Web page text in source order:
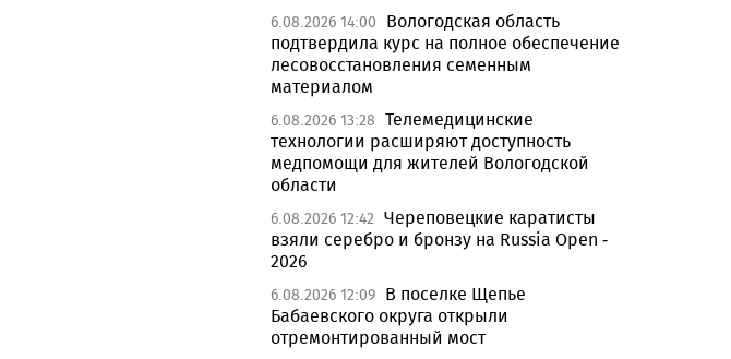
6.08.2026 14:00
Вологодская область
подтвердила курс на полное обеспечение
лесовосстановления семенным
материалом
6.08.2026 13:28 Телемедицинские
технологии расширяют доступность
медпомощи для жителей Вологодской
области
6.08.2026 12:42 Череповецкие каратисты
взяли серебро и бронзу на Russia Open -
2026
6.08.2026 12:09 В поселке Щепье
Бабаевского округа открыли
отремонтированный мост